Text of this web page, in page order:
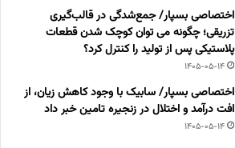
اختصاصی بسپار/ جمع‌شدگی در قالب‌گیری
تزریقی؛ چگونه می توان کوچک شدن قطعات
پلاستیکی پس از تولید را کنترل کرد؟
1405-05-14
اختصاصی بسپار/ سابیک با وجود کاهش زیان، از
افت درآمد و اختلال در زنجیره تامین خبر داد
1405-05-14